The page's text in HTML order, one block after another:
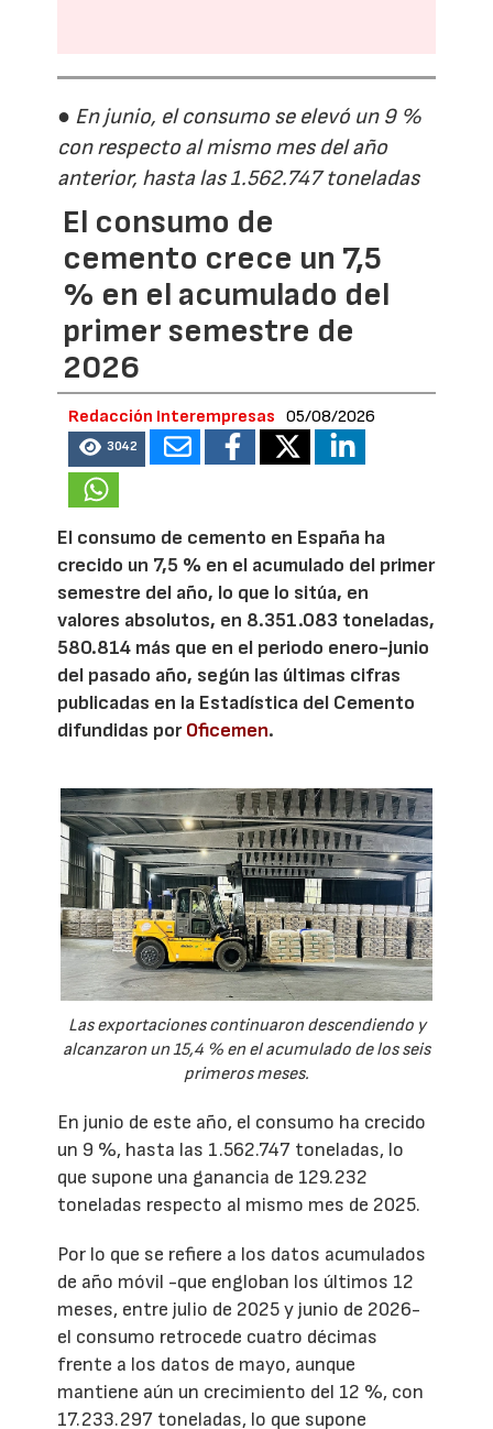
● En junio, el consumo se elevó un 9 %
con respecto al mismo mes del año
anterior, hasta las 1.562.747 toneladas
El consumo de
cemento crece un 7,5
% en el acumulado del
primer semestre de
2026
Redacción Interempresas 05/08/2026
3042
El consumo de cemento en España ha
crecido un 7,5 % en el acumulado del primer
semestre del año, lo que lo sitúa, en
valores absolutos, en 8.351.083 toneladas,
580.814 más que en el periodo enero-junio
del pasado año, según las últimas cifras
publicadas en la Estadística del Cemento
difundidas porOficemen.
Las exportaciones continuaron descendiendo y
alcanzaron un 15,4 % en el acumulado de los seis
primeros meses.
En junio de este año, el consumo ha crecido
un 9 %, hasta las 1.562.747 toneladas, lo
que supone una ganancia de 129.232
toneladas respecto al mismo mes de 2025.
Por lo que se refiere a los datos acumulados
de año móvil -que engloban los últimos 12
meses, entre julio de 2025 y junio de 2026-
el consumo retrocede cuatro décimas
frente a los datos de mayo, aunque
mantiene aún un crecimiento del 12 %, con
17.233.297 toneladas, lo que supone